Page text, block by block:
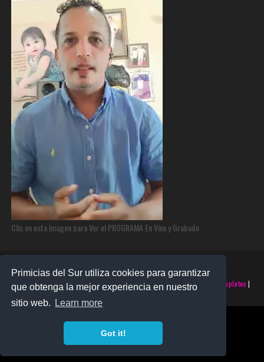
Primicias del Sur utiliza cookies para garantizar
que obtenga la mejor experiencia en nuestro
sitio web.
Learn more
Got it!
Clic en esta Imagen para Ver el PROGRAMA En Vivo y Grabado
©2025 PRIMICIAS DEL SUR | Derechos Reservados | Creado con SoraTemplates |
Realizado porSANTO MONTERO